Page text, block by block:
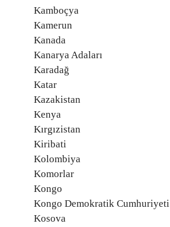
Kamboçya
Kamerun
Kanada
Kanarya Adaları
Karadağ
Katar
Kazakistan
Kenya
Kırgızistan
Kiribati
Kolombiya
Komorlar
Kongo
Kongo Demokratik Cumhuriyeti
Kosova